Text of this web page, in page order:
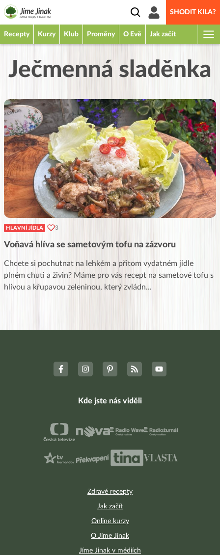
SHODIT KILA?
Recepty Kurzy Klub Proměny O Evě Jak začít
Ječmenná sladěnka
HLAVNÍ JÍDLA 3
Voňavá hlíva se sametovým tofu na zázvoru
Chcete si pochutnat na lehkém a přitom vydatném jídle
plném chuti a živin? Máme pro vás recept na sametové tofu s
hlívou a křupavou zeleninou, který zvládn...
Zdravé recepty
Jak začít
Online kurzy
O Jíme Jinak
Jíme Jinak v médiích
Kde jste nás viděli